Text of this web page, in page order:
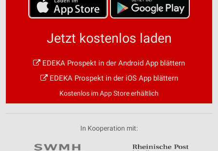
Jetzt kostenlos laden
EDEKA Prospekt in der Android App blättern
EDEKA Prospekt in der iOS App blättern
Kostenlos im App Store erhältlich
In Kooperation mit: